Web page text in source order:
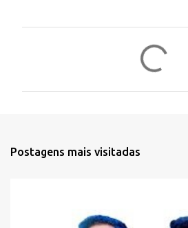
Postagens mais visitadas